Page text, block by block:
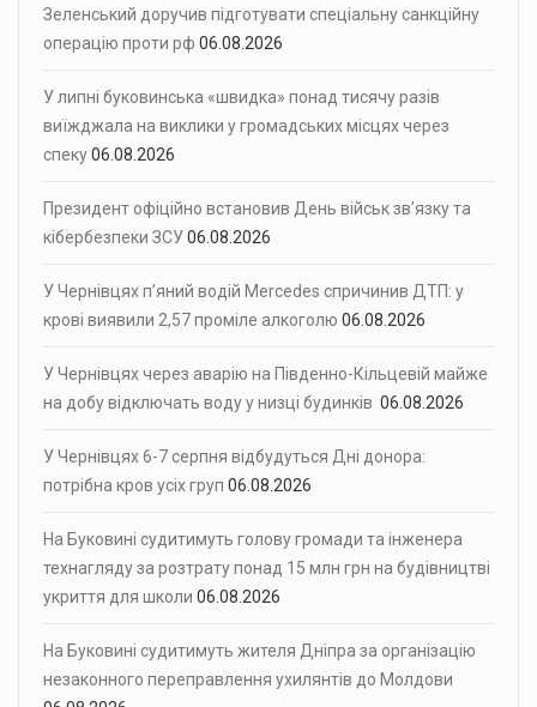
Зеленський доручив підготувати спеціальну санкційну
операцію проти рф 06.08.2026
У липні буковинська «швидка» понад тисячу разів
виїжджала на виклики у громадських місцях через
спеку06.08.2026
Президент офіційно встановив День військ зв’язку та
кібербезпеки ЗСУ06.08.2026
У Чернівцях п’яний водій Mercedes спричинив ДТП: у
крові виявили 2,57 проміле алкоголю 06.08.2026
У Чернівцях через аварію на Південно-Кільцевій майже
на добу відключать воду у низці будинків 06.08.2026
У Чернівцях 6-7 серпня відбудуться Дні донора:
потрібна кров усіх груп 06.08.2026
На Буковині судитимуть голову громади та інженера
технагляду за розтрату понад 15 млн грн на будівництві
укриття для школи 06.08.2026
На Буковині судитимуть жителя Дніпра за організацію
незаконного переправлення ухилянтів до Молдови